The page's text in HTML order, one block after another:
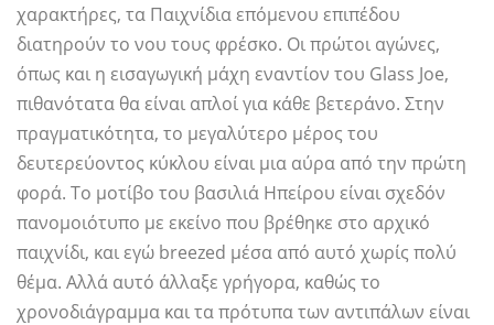
χαρακτήρες, τα Παιχνίδια επόμενου επιπέδου
διατηρούν το νου τους φρέσκο. Οι πρώτοι αγώνες,
όπως και η εισαγωγική μάχη εναντίον του Glass Joe,
πιθανότατα θα είναι απλοί για κάθε βετεράνο. Στην
πραγματικότητα, το μεγαλύτερο μέρος του
δευτερεύοντος κύκλου είναι μια αύρα από την πρώτη
φορά. Το μοτίβο του βασιλιά Ηπείρου είναι σχεδόν
πανομοιότυπο με εκείνο που βρέθηκε στο αρχικό
παιχνίδι, και εγώ breezed μέσα από αυτό χωρίς πολύ
θέμα. Αλλά αυτό άλλαξε γρήγορα, καθώς το
χρονοδιάγραμμα και τα πρότυπα των αντιπάλων είναι